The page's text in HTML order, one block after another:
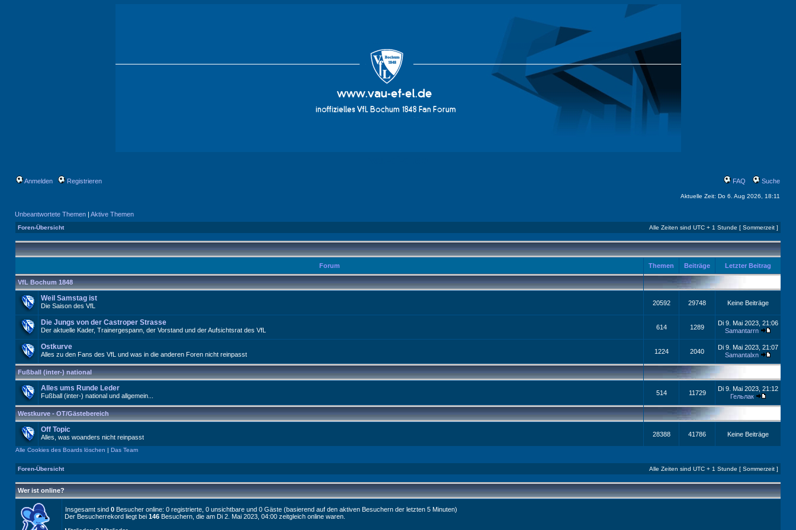
Anmelden Registrieren FAQ Suche
Aktuelle Zeit: Do 6. Aug 2026, 18:11
Unbeantwortete Themen | Aktive Themen
Foren-Übersicht Alle Zeiten sind UTC + 1 Stunde [ Sommerzeit ]
Forum Themen Beiträge Letzter Beitrag
VfL Bochum 1848
Weil Samstag ist
Die Saison des VfL 20592 29748 Keine Beiträge
Die Jungs von der Castroper Strasse
Der aktuelle Kader, Trainergespann, der Vorstand und der Aufsichtsrat des VfL 614 1289
Di 9. Mai 2023, 21:06
Samantarrn
Ostkurve
Alles zu den Fans des VfL und was in die anderen Foren nicht reinpasst 1224 2040
Di 9. Mai 2023, 21:07
Samantalxn
Fußball (inter-) national
Alles ums Runde Leder
Fußball (inter-) national und allgemein... 514 11729
Di 9. Mai 2023, 21:12
Гельлак
Westkurve - OT/Gästebereich
Off Topic
Alles, was woanders nicht reinpasst 28388 41786 Keine Beiträge
Alle Cookies des Boards löschen | Das Team
Foren-Übersicht Alle Zeiten sind UTC + 1 Stunde [ Sommerzeit ]
Wer ist online?
Insgesamt sind 0 Besucher online: 0 registrierte, 0 unsichtbare und 0 Gäste (basierend auf den aktiven Besuchern der letzten 5 Minuten)
Der Besucherrekord liegt bei 146 Besuchern, die am Di 2. Mai 2023, 04:00 zeitgleich online waren.